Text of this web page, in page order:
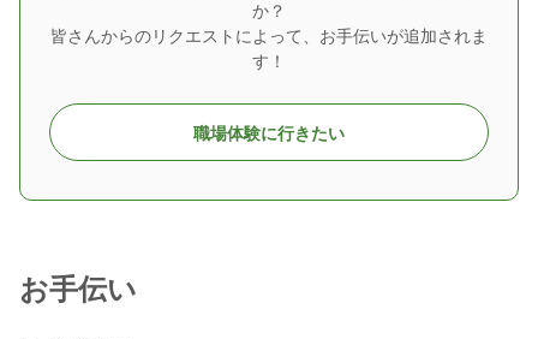
か？
皆さんからのリクエストによって、お手伝いが追加されま
す！
職場体験に行きたい
お手伝い